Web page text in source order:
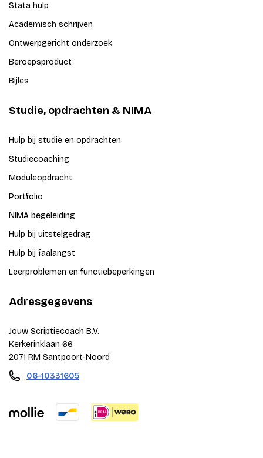
Stata hulp
Academisch schrijven
Ontwerpgericht onderzoek
Beroepsproduct
Bijles
Studie, opdrachten & NIMA
Hulp bij studie en opdrachten
Studiecoaching
Moduleopdracht
Portfolio
NIMA begeleiding
Hulp bij uitstelgedrag
Hulp bij faalangst
Leerproblemen en functiebeperkingen
Adresgegevens
Jouw Scriptiecoach B.V.
Kerkerinklaan 66
2071 RM Santpoort-Noord
06-10331605